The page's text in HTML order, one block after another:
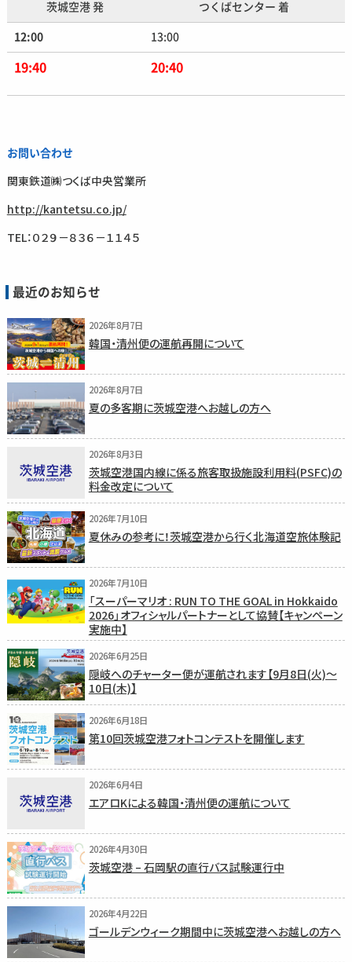
茨城空港 発 つくばセンター 着
12:00 13:00
19:40 20:40
お問い合わせ
関東鉄道㈱つくば中央営業所
http://kantetsu.co.jp/
TEL：０２９－８３６－１１４５
最近のお知らせ
2026年8月7日
韓国・清州便の運航再開について
2026年8月7日
夏の多客期に茨城空港へお越しの方へ
2026年8月3日
茨城空港国内線に係る旅客取扱施設利用料(PSFC)の
料金改定について
2026年7月10日
夏休みの参考に！茨城空港から行く北海道空旅体験記
2026年7月10日
「スーパーマリオ : RUN TO THE GOAL in Hokkaido
2026」オフィシャルパートナーとして協賛【キャンペーン
実施中】
2026年6月25日
隠岐へのチャーター便が運航されます【9月8日(火)〜
10日(木)】
2026年6月18日
第10回茨城空港フォトコンテストを開催します
2026年6月4日
エアロKによる韓国・清州便の運航について
2026年4月30日
茨城空港 – 石岡駅の直行バス試験運行中
2026年4月22日
ゴールデンウィーク期間中に茨城空港へお越しの方へ